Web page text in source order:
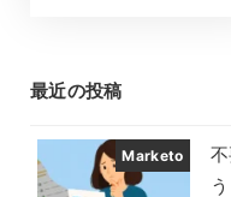
最近の投稿
Marketo